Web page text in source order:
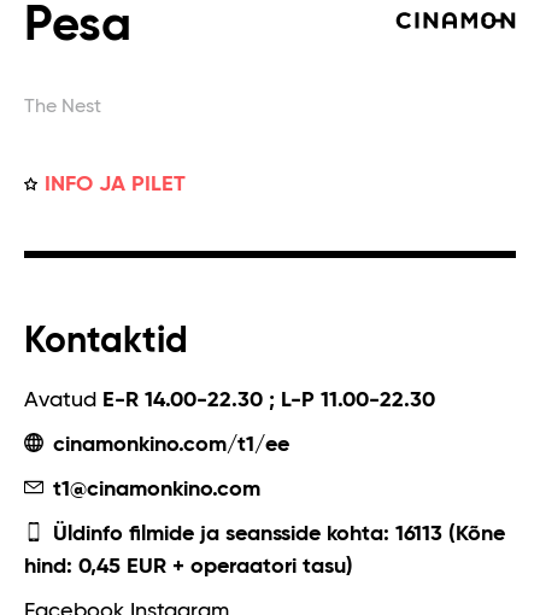
Pesa
The Nest
INFO JA PILET
Kontaktid
Avatud E-R 14.00-22.30 ; L-P 11.00-22.30
cinamonkino.com/t1/ee
t1@cinamonkino.com
Üldinfo filmide ja seansside kohta: 16113 (Kõne
hind: 0,45 EUR + operaatori tasu)